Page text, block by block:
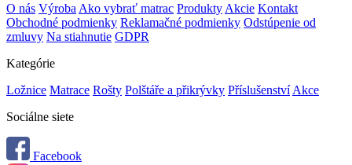
O nás Výroba Ako vybrať matrac Produkty Akcie Kontakt
Obchodné podmienky Reklamačné podmienky Odstúpenie od
zmluvy Na stiahnutie GDPR
Kategórie
Ložnice Matrace Rošty Polštáře a přikrývky Příslušenství Akce
Sociálne siete
Facebook